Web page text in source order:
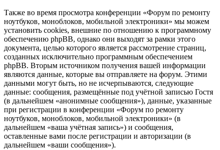
Также во время просмотра конференции «Форум по ремонту
ноутбуков, моноблоков, мобильной электроники» мы можем
установить cookies, внешние по отношению к программному
обеспечению phpBB, однако они выходят за рамки этого
документа, целью которого является рассмотрение страниц,
созданных исключительно программным обеспечением
phpBB. Вторым источником получения вашей информации
являются данные, которые вы отправляете на форум. Этими
данными могут быть, но не исчерпываются, следующие
данные: сообщения, размещённые под учётной записью Гостя
(в дальнейшем «анонимные сообщения»), данные, указанные
при регистрации в конференции «Форум по ремонту
ноутбуков, моноблоков, мобильной электроники» (в
дальнейшем «ваша учётная запись») и сообщения,
оставленные вами после регистрации и авторизации (в
дальнейшем «ваши сообщения»).